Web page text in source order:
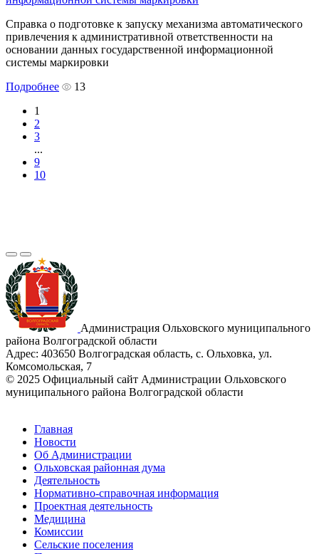
Справка о подготовке к запуску механизма автоматического
привлечения к административной ответственности на
основании данных государственной информационной
системы маркировки
Подробнее
13
1
2
3
...
9
10
Администрация Ольховского муниципального
района Волгоградской области
Адрес: 403650 Волгоградская область, с. Ольховка, ул.
Комсомольская, 7
© 2025 Официальный сайт Администрации Ольховского
муниципального района Волгоградской области
Главная
Новости
Об Администрации
Ольховская районная дума
Деятельность
Нормативно-справочная информация
Проектная деятельность
Медицина
Комиссии
Сельские поселения